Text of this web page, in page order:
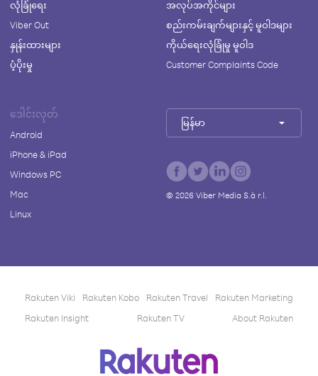
လုံခြုံရေး
Viber Out
နှုန်းထားများ
ပံ့ပိုးမှု
အလုပ်အကိုင်များ
စည်းကမ်းချက်များနှင့် မူဝါဒများ
ကိုယ်ရေးလုံခြုံမှု မူဝါဒ
Customer Complaints Code
ဒေါင်းလုတ်
Android
iPhone & iPad
Windows PC
Mac
Linux
မြန်မာ
© 2026Viber Media S.à r.l.
Rakuten Viki Rakuten Kobo Rakuten Travel
Rakuten Marketing
Rakuten Insight
Rakuten TV About Rakuten